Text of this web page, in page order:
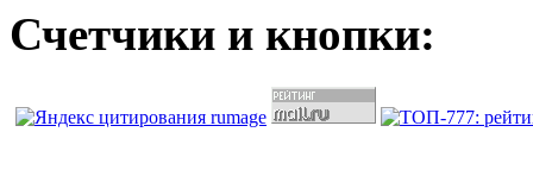
Счетчики и кнопки: